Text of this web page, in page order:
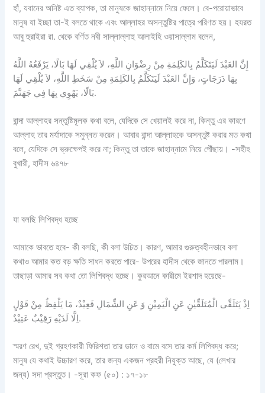
হাঁ, যবানের অনিষ্ট এত ব্যাপক, তা মানুষকে জাহান্নামে নিয়ে ফেলে। বে-পরোয়াভাবে
মানুষ যা ইচ্ছা তা-ই বলতে থাকে এবং আল্লাহর অসন্তুষ্টির পাত্রে পরিণত হয়। হযরত
আবু হুরাইরা রা. থেকে বর্ণিত নবী সাল্লাল্লাহু আলাইহি ওয়াসাল্লাম বলেন,
إِنَّ العَبْدَ لَيَتَكَلَّمُ بِالكَلِمَةِ مِنْ رِضْوَانِ اللَّهِ، لاَ يُلْقِي لَهَا بَالًا، يَرْفَعُهُ اللَّهُ
بِهَا دَرَجَاتٍ، وَإِنَّ العَبْدَ لَيَتَكَلَّمُ بِالكَلِمَةِ مِنْ سَخَطِ اللَّهِ، لاَ يُلْقِي لَهَا
بَالًا، يَهْوِي بِهَا فِي جَهَنَّمَ.
বান্দা আল্লাহর সন্তুষ্টিমূলক কথা বলে, যেদিকে সে খেয়ালই করে না, কিন্তু এর কারণে
আল্লাহ তার মর্যাদাকে সমুন্নত করেন। আবার বান্দা আল্লাহকে অসন্তুষ্ট করার মত কথা
বলে, যেদিকে সে ভ্রুক্ষেপই করে না; কিন্তু তা তাকে জাহান্নামে নিয়ে পৌঁছায়। -সহীহ
বুখারী, হাদীস ৬৪৭৮
যা বলছি লিপিবদ্ধ হচ্ছে
আমাকে ভাবতে হবে- কী বলছি, কী বলা উচিত। কারণ, আমার গুরুত্বহীনভাবে বলা
কথাও আমার কত বড় ক্ষতি সাধন করতে পারে- উপরের হাদীস থেকে জানতে পারলাম।
তাছাড়া আমার সব কথা তো লিপিবদ্ধ হচ্ছে। কুরআনে কারীমে ইরশাদ হয়েছে-
اِذْ یَتَلَقَّی الْمُتَلَقِّیٰنِ عَنِ الْیَمِیْنِ وَ عَنِ الشِّمَالِ قَعِیْدٌ، مَا یَلْفِظُ مِنْ قَوْلٍ
اِلَّا لَدَیْهِ رَقِیْبٌ عَتِیْدٌ.
স্মরণ রেখ, দুই গ্রহণকারী ফিরিশতা তার ডানে ও বামে বসে তার কর্ম লিপিবদ্ধ করে;
মানুষ যে কথাই উচ্চারণ করে, তার জন্য একজন প্রহরী নিযুক্ত আছে, যে (লেখার
জন্য) সদা প্রস্তুত। -সূরা কফ (৫০) : ১৭-১৮